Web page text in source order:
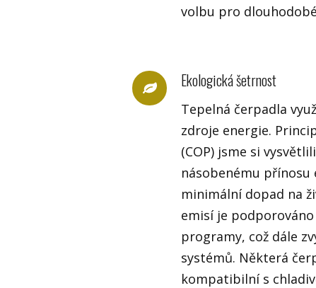
volbu pro
Ekologická šetrnost
Tepelná čerpadla
zdroje energie.
(COP) jsme si
násobenému přínosu
minimální dopad na
emisí je
programy, což dále
systémů. Některá
kompatibilní s